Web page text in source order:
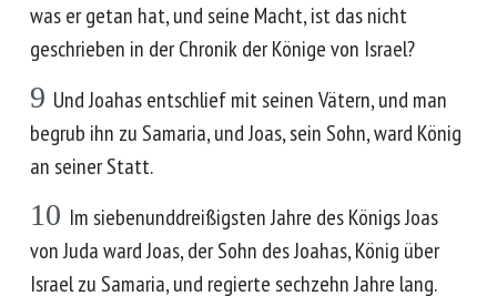
was er getan hat, und seine Macht, ist das nicht
geschrieben in der Chronik der Könige von Israel?
9 Und Joahas entschlief mit seinen Vätern, und man
begrub ihn zu Samaria, und Joas, sein Sohn, ward König
an seiner Statt.
10 Im siebenunddreißigsten Jahre des Königs Joas
von Juda ward Joas, der Sohn des Joahas, König über
Israel zu Samaria, und regierte sechzehn Jahre lang.